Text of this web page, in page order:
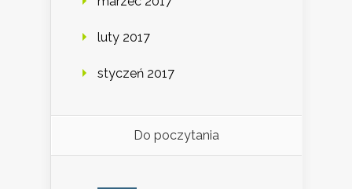
luty 2017
styczeń 2017
Do poczytania